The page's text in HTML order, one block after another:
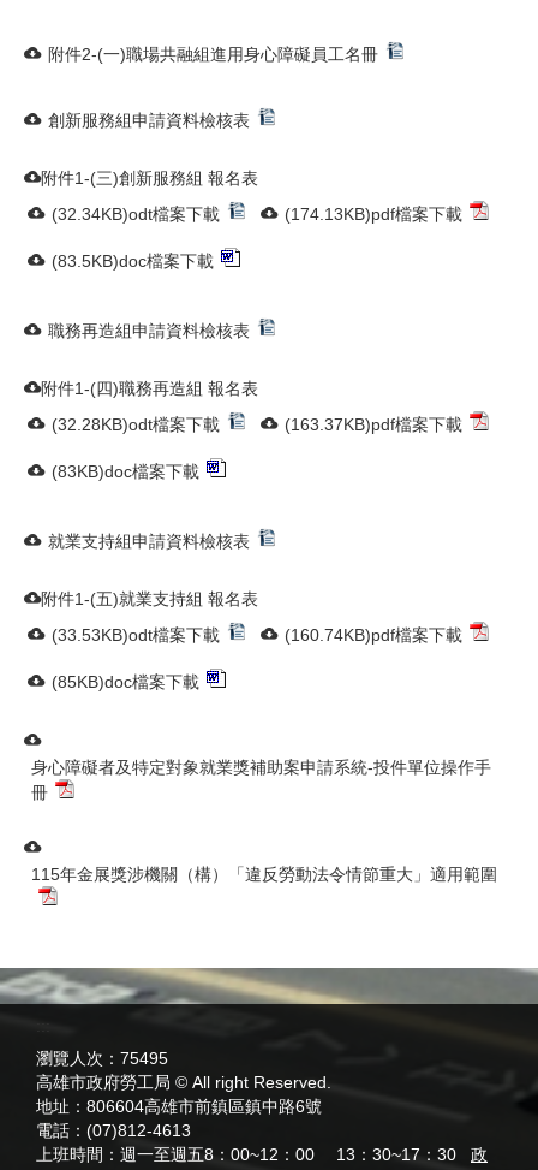
附件2-(一)職場共融組進用身心障礙員工名冊
創新服務組申請資料檢核表
附件1-(三)創新服務組 報名表
(32.34KB)odt檔案下載
(174.13KB)pdf檔案下載
(83.5KB)doc檔案下載
職務再造組申請資料檢核表
附件1-(四)職務再造組 報名表
(32.28KB)odt檔案下載
(163.37KB)pdf檔案下載
(83KB)doc檔案下載
就業支持組申請資料檢核表
附件1-(五)就業支持組 報名表
(33.53KB)odt檔案下載
(160.74KB)pdf檔案下載
(85KB)doc檔案下載
身心障礙者及特定對象就業獎補助案申請系統-投件單位操作手
冊
115年金展獎涉機關（構）「違反勞動法令情節重大」適用範圍
:::
瀏覽人次： 75495
高雄市政府勞工局 © All right Reserved.
地址： 806604高雄市前鎮區鎮中路6號
電話： (07)812-4613
上班時間： 週一至週五8：00~12：00 13：30~17：30 政